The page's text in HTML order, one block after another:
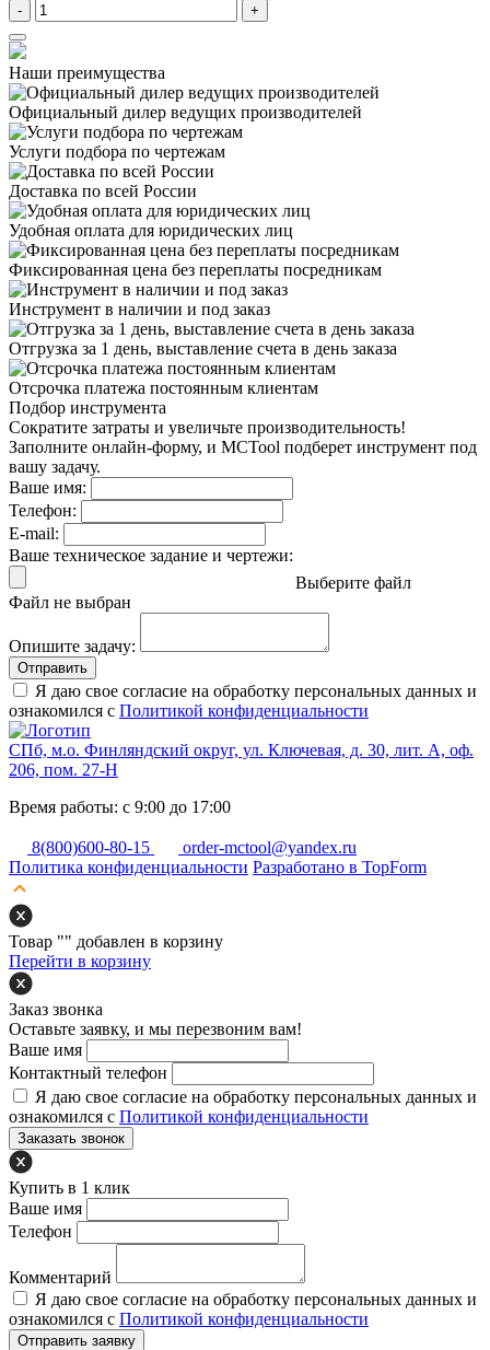
- +
Наши преимущества
Официальный дилер ведущих производителей
Услуги подбора по чертежам
Доставка по всей России
Удобная оплата для юридических лиц
Фиксированная цена без переплаты посредникам
Инструмент в наличии и под заказ
Отгрузка за 1 день, выставление счета в день заказа
Отсрочка платежа постоянным клиентам
Подбор инструмента
Сократите затраты и увеличьте производительность!
Заполните онлайн-форму, и MCTool подберет инструмент под
вашу задачу.
Ваше имя:
Телефон:
E-mail:
Ваше техническое задание и чертежи:
Выберите файл
Файл не выбран
Опишите задачу:
Отправить
Я даю свое согласие на обработку персональных данных и
ознакомился с Политикой конфиденциальности
СПб, м.о. Финляндский округ, ул. Ключевая, д. 30, лит. А, оф.
206, пом. 27-Н
Время работы: с 9:00 до 17:00
8(800)600-80-15
order-mctool@yandex.ru
Политика конфиденциальности Разработано в TopForm
Товар "" добавлен в корзину
Перейти в корзину
Заказ звонка
Оставьте заявку, и мы перезвоним вам!
Ваше имя
Контактный телефон
Я даю свое согласие на обработку персональных данных и
ознакомился с Политикой конфиденциальности
Заказать звонок
Купить в 1 клик
Ваше имя
Телефон
Комментарий
Я даю свое согласие на обработку персональных данных и
ознакомился с Политикой конфиденциальности
Отправить заявку